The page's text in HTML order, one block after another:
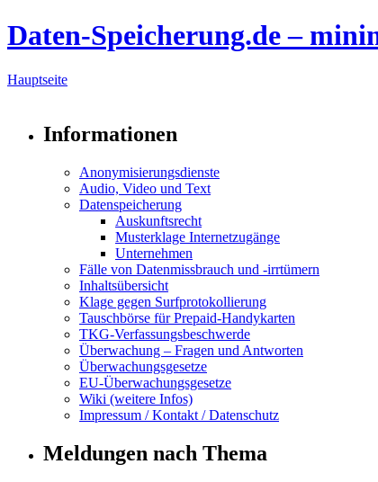
Daten-Speicherung.de –
Hauptseite
Informationen
Anonymisierungsdienste
Audio, Video und Text
Datenspeicherung
Auskunftsrecht
Musterklage Internetzugänge
Unternehmen
Fälle von Datenmissbrauch und -irrtümern
Inhaltsübersicht
Klage gegen Surfprotokollierung
Tauschbörse für Prepaid-Handykarten
TKG-Verfassungsbeschwerde
Überwachung – Fragen und Antworten
Überwachungsgesetze
EU-Überwachungsgesetze
Wiki (weitere Infos)
Impressum / Kontakt / Datenschutz
Meldungen nach Thema